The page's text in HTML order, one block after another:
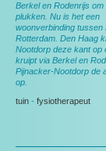
Berkel en Rodenrijs om
plukken. Nu is het een
woonverbinding tussen
Rotterdam. Den Haag
Nootdorp deze kant op
kruipt via Berkel en
Pijnacker-Nootdorp de
op.
tuin - fysiotherapeut